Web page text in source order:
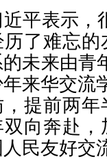
近平表示，
历了难忘
的未来由青
来华交流
，提前两
双向奔赴
民友好交